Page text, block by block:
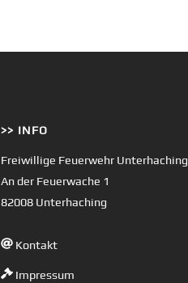
>> INFO
Freiwillige Feuerwehr Unterhaching
An der Feuerwache 1
82008 Unterhaching
Kontakt
Impressum